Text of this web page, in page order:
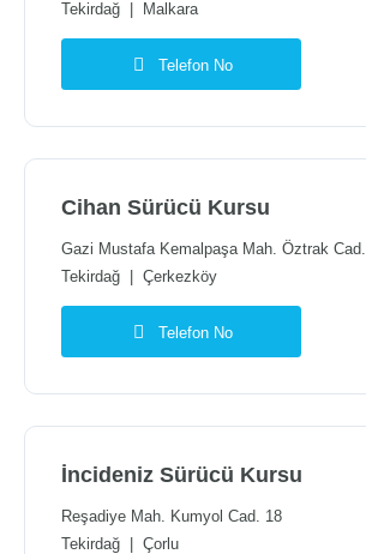
Tekirdağ
Malkara
Telefon No
Cihan Sürücü Kursu
Gazi Mustafa Kemalpaşa Mah. Öztrak Cad.
Tekirdağ
Çerkezköy
Telefon No
İncideniz Sürücü Kursu
Reşadiye Mah. Kumyol Cad. 18
Tekirdağ
Çorlu